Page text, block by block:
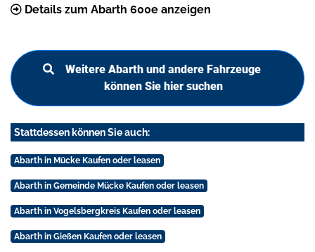
Details zum Abarth 600e anzeigen
Weitere Abarth und andere Fahrzeuge
können Sie hier suchen
Stattdessen können Sie auch:
Abarth in Mücke Kaufen oder leasen
Abarth in Gemeinde Mücke Kaufen oder leasen
Abarth in Vogelsbergkreis Kaufen oder leasen
Abarth in Gießen Kaufen oder leasen